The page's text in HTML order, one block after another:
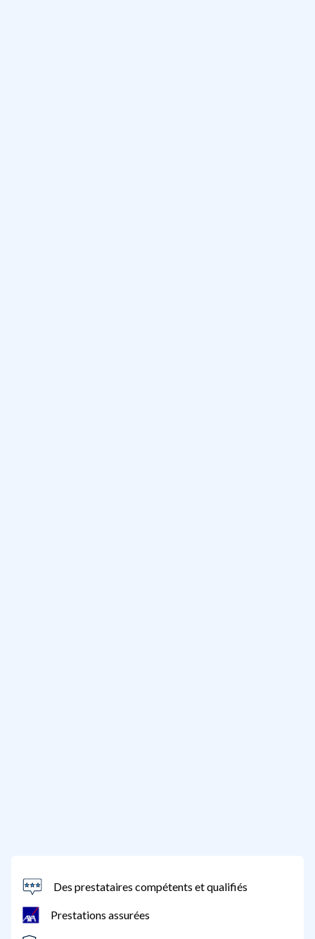
Des prestataires compétents et qualifiés
Prestations assurées